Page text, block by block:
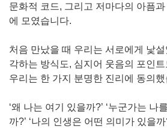
문화적 코드, 그리고 저마다의 아픔과
에 모였습니다.
처음 만났을 때 우리는 서로에게 낯
각하는 방식도, 심지어 웃음의 포인
우리는 한 가지 분명한 진리에 동의
‘왜 나는 여기 있을까?’ ‘누군가는 나
까?’ ‘나의 인생은 어떤 의미가 있을까